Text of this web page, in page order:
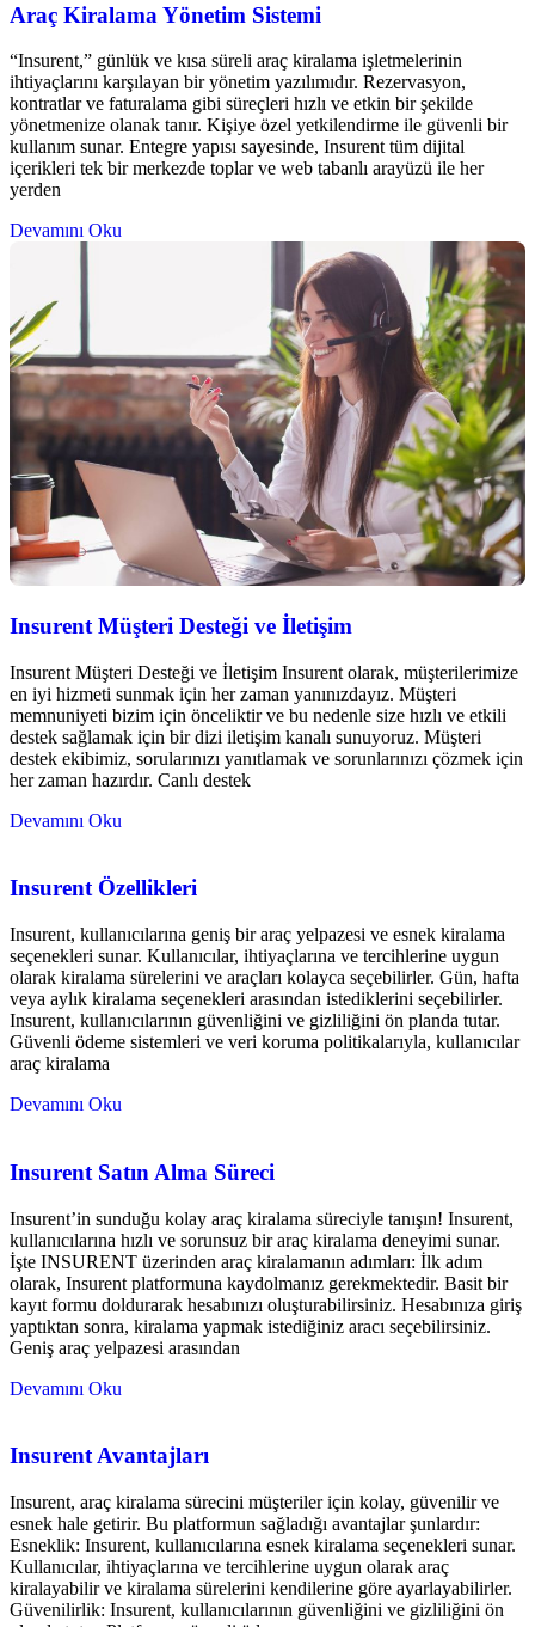
Araç Kiralama Yönetim Sistemi
“Insurent,” günlük ve kısa süreli araç kiralama işletmelerinin
ihtiyaçlarını karşılayan bir yönetim yazılımıdır. Rezervasyon,
kontratlar ve faturalama gibi süreçleri hızlı ve etkin bir şekilde
yönetmenize olanak tanır. Kişiye özel yetkilendirme ile güvenli bir
kullanım sunar. Entegre yapısı sayesinde, Insurent tüm dijital
içerikleri tek bir merkezde toplar ve web tabanlı arayüzü ile her
yerden
Devamını Oku
Insurent Müşteri Desteği ve İletişim
Insurent Müşteri Desteği ve İletişim Insurent olarak, müşterilerimize
en iyi hizmeti sunmak için her zaman yanınızdayız. Müşteri
memnuniyeti bizim için önceliktir ve bu nedenle size hızlı ve etkili
destek sağlamak için bir dizi iletişim kanalı sunuyoruz. Müşteri
destek ekibimiz, sorularınızı yanıtlamak ve sorunlarınızı çözmek için
her zaman hazırdır. Canlı destek
Devamını Oku
Insurent Özellikleri
Insurent, kullanıcılarına geniş bir araç yelpazesi ve esnek kiralama
seçenekleri sunar. Kullanıcılar, ihtiyaçlarına ve tercihlerine uygun
olarak kiralama sürelerini ve araçları kolayca seçebilirler. Gün, hafta
veya aylık kiralama seçenekleri arasından istediklerini seçebilirler.
Insurent, kullanıcılarının güvenliğini ve gizliliğini ön planda tutar.
Güvenli ödeme sistemleri ve veri koruma politikalarıyla, kullanıcılar
araç kiralama
Devamını Oku
Insurent Satın Alma Süreci
Insurent’in sunduğu kolay araç kiralama süreciyle tanışın! Insurent,
kullanıcılarına hızlı ve sorunsuz bir araç kiralama deneyimi sunar.
İşte INSURENT üzerinden araç kiralamanın adımları: İlk adım
olarak, Insurent platformuna kaydolmanız gerekmektedir. Basit bir
kayıt formu doldurarak hesabınızı oluşturabilirsiniz. Hesabınıza giriş
yaptıktan sonra, kiralama yapmak istediğiniz aracı seçebilirsiniz.
Geniş araç yelpazesi arasından
Devamını Oku
Insurent Avantajları
Insurent, araç kiralama sürecini müşteriler için kolay, güvenilir ve
esnek hale getirir. Bu platformun sağladığı avantajlar şunlardır:
Esneklik: Insurent, kullanıcılarına esnek kiralama seçenekleri sunar.
Kullanıcılar, ihtiyaçlarına ve tercihlerine uygun olarak araç
kiralayabilir ve kiralama sürelerini kendilerine göre ayarlayabilirler.
Güvenilirlik: Insurent, kullanıcılarının güvenliğini ve gizliliğini ön